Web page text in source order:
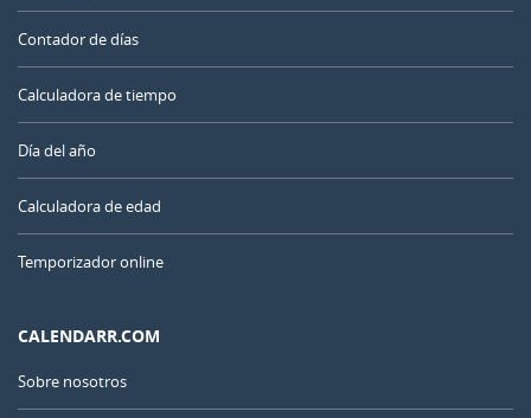
Contador de días
Calculadora de tiempo
Día del año
Calculadora de edad
Temporizador online
CALENDARR.COM
Sobre nosotros